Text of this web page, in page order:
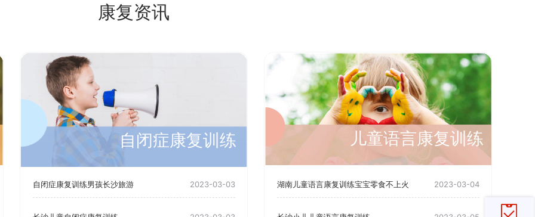
康复资讯
自闭症康复训练
自闭症康复训练男孩长沙旅游 2023-03-03
儿童语言康复训练
湖南儿童语言康复训练宝宝零食不上火 2023-03-04